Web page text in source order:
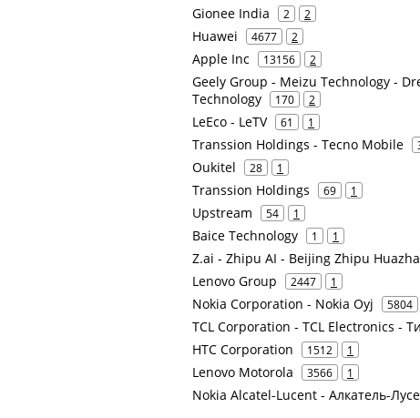
Gionee India 2 2
Huawei 4677 2
Apple Inc 13156 2
Geely Group - Meizu Technology -
Technology
170 2
LeEco - LeTV 61 1
Transsion Holdings - Tecno Mobile
Oukitel 28 1
Transsion Holdings 69 1
Upstream 54 1
Baice Technology 1 1
Z.ai - Zhipu AI - Beijing Zhipu
Lenovo Group 2447 1
Nokia Corporation - Nokia Oyj 5804
TCL Corporation - TCL Electronics -
HTC Corporation 1512 1
Lenovo Motorola 3566 1
Nokia Alcatel-Lucent - Алкатель-